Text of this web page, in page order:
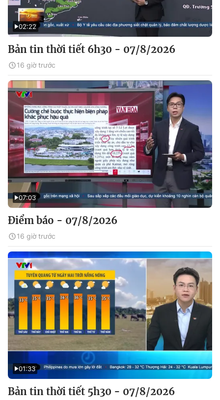
02:22
Bản tin thời tiết 6h30 - 07/8/2026
16 giờ trước
07:03
Điểm báo - 07/8/2026
16 giờ trước
01:33
Bản tin thời tiết 5h30 - 07/8/2026